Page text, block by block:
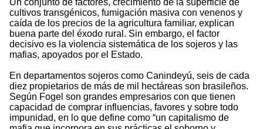
Un conjunto de factores, crecimiento de la superficie de
cultivos transgénicos, fumigación masiva con venenos y
caída de los precios de la agricultura familiar, explican
buena parte del éxodo rural. Sin embargo, el factor
decisivo es la violencia sistemática de los sojeros y las
mafias, apoyados por el Estado.
En departamentos sojeros como Canindeyú, seis de cada
diez propietarios de más de mil hectáreas son brasileños.
Según Fogel son grandes empresarios con que tienen
capacidad de comprar influencias, favores y sobre todo
impunidad, en lo que define como “un capitalismo de